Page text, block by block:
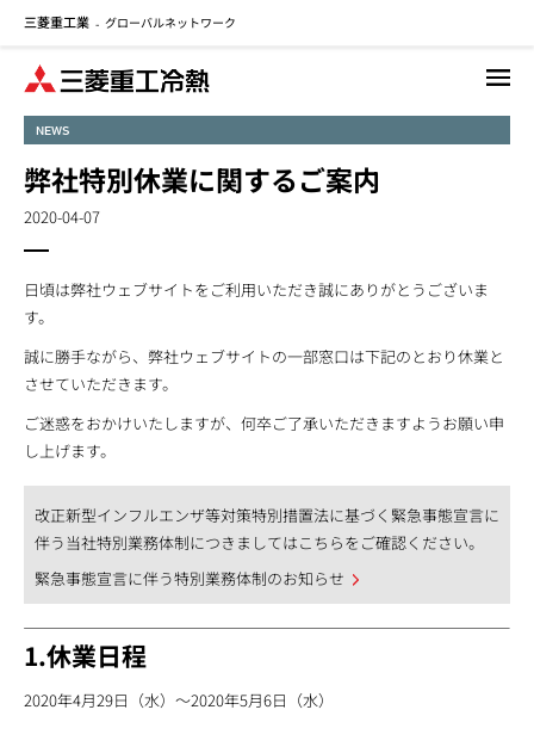
三菱重工業 - グローバルネットワーク
NEWS
弊社特別休業に関するご案内
2020-04-07
日頃は弊社ウェブサイトをご利用いただき誠にありがとうございま
す。
誠に勝手ながら、弊社ウェブサイトの一部窓口は下記のとおり休業と
させていただきます。
ご迷惑をおかけいたしますが、何卒ご了承いただきますようお願い申
し上げます。
改正新型インフルエンザ等対策特別措置法に基づく緊急事態宣言に
伴う当社特別業務体制につきましてはこちらをご確認ください。
緊急事態宣言に伴う特別業務体制のお知らせ
1.休業日程
2020年4月29日（水）〜2020年5月6日（水）